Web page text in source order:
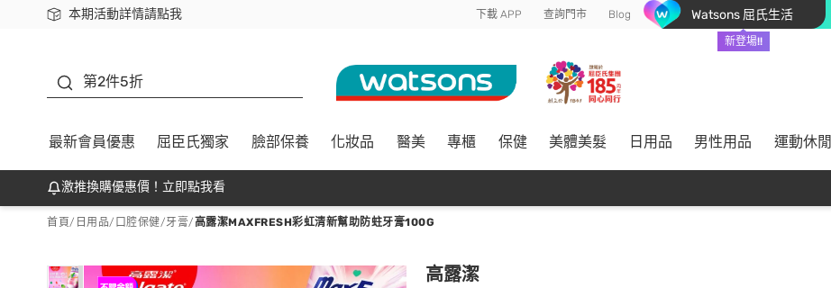
本期活動詳情請點我
下載app最高回饋$350 下載 APP 查詢門市 Blog Watsons 屈氏生活
新登場!!
第2件5折
最新會員優惠 屈臣氏獨家 臉部保養 化妝品 醫美 專櫃 保健 美體美髮 日用品 男性用品 運動休閒
激推換購優惠價！立即點我看
首頁/ 日用品/ 口腔保健/牙膏/ 高露潔MAXFRESH彩虹清新幫助防蛀牙膏100G
高露潔